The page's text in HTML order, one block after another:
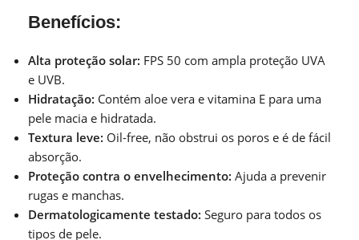
Benefícios:
Alta proteção solar: FPS 50 com ampla proteção UVA
e UVB.
Hidratação: Contém aloe vera e vitamina E para uma
pele macia e hidratada.
Textura leve: Oil-free, não obstrui os poros e é de fácil
absorção.
Proteção contra o envelhecimento: Ajuda a prevenir
rugas e manchas.
Dermatologicamente testado: Seguro para todos os
tipos de pele.